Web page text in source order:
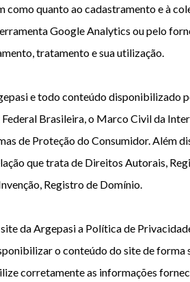
quanto ao cadastramento e à
Google Analytics ou pelo
tratamento e sua utilização.
e todo conteúdo disponibilizado
Brasileira, o Marco Civil da
de Proteção do Consumidor. Além
que trata de Direitos Autorais,
Registro de Domínio.
da Argepasi a Política de
o conteúdo do site de forma
corretamente as informações